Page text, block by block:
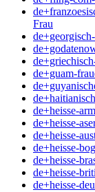
Frau
de+guam-
de+heisse-
de+heisse-
de+heisse-
de+heisse-
de+heisse-
de+heisse-
de+heisse-